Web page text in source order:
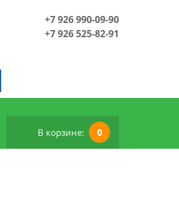
+7 926 990-09-90
+7 926 525-82-91
В корзине: 0